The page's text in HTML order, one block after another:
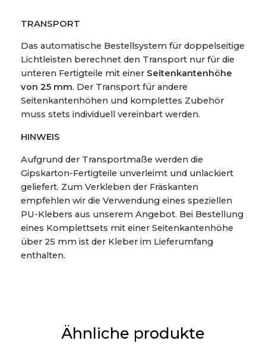
TRANSPORT
Das automatische Bestellsystem für doppelseitige
Lichtleisten berechnet den Transport nur für die
unteren Fertigteile mit einer Seitenkantenhöhe
von 25 mm. Der Transport für andere
Seitenkantenhöhen und komplettes Zubehör
muss stets individuell vereinbart werden.
HINWEIS
Aufgrund der Transportmaße werden die
Gipskarton-Fertigteile unverleimt und unlackiert
geliefert. Zum Verkleben der Fräskanten
empfehlen wir die Verwendung eines speziellen
PU-Klebers aus unserem Angebot. Bei Bestellung
eines Komplettsets mit einer Seitenkantenhöhe
über 25 mm ist der Kleber im Lieferumfang
enthalten.
Ähnliche produkte